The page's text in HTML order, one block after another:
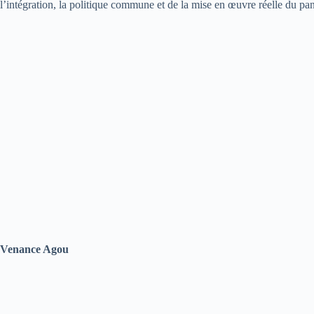
l’intégration, la politique commune et de la mise en œuvre réelle du
Venance Agou